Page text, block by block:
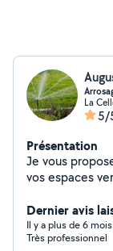
La
5/
Présentation
Je vous
vos espaces
massifs et les
fait avant toute
Dernier avis
Il y a plus de 6 mois
Très professionnel